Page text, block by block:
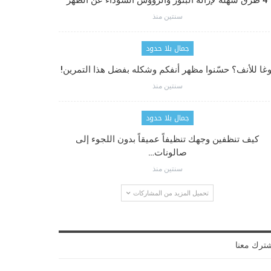
سنتين منذ
جمال بلا حدود
للأنف؟ حسّنوا مظهر أنفكم وشكله بفضل هذا التمرين!
سنتين منذ
جمال بلا حدود
كيف تنظفين وجهك تنظيفاً عميقاً بدون اللجوء إلى
صالونات…
سنتين منذ
تحميل المزيد من المشاركات
معنا